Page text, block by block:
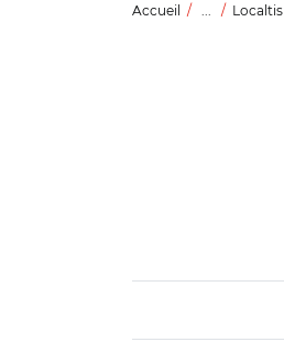
Accueil ... Localtis